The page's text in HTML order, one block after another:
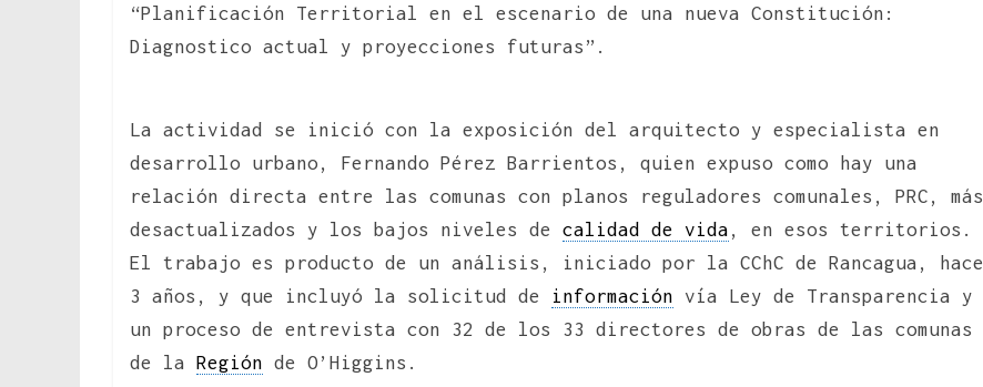
“Planificación Territorial en el escenario de una nueva Constitución:
Diagnostico actual y proyecciones futuras”.
La actividad se inició con la exposición del arquitecto y especialista en
desarrollo urbano, Fernando Pérez Barrientos, quien expuso como hay una
relación directa entre las comunas con planos reguladores comunales, PRC, más
desactualizados y los bajos niveles de calidad de vida , en esos territorios.
El trabajo es producto de un análisis, iniciado por la CChC de Rancagua, hace
3 años, y que incluyó la solicitud de información vía Ley de Transparencia y
un proceso de entrevista con 32 de los 33 directores de obras de las comunas
de la Región de O’Higgins.